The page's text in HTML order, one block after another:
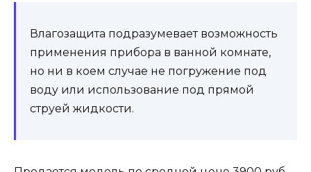
Влагозащита подразумевает возможность
применения прибора в ванной комнате,
но ни в коем случае не погружение под
воду или использование под прямой
струей жидкости.